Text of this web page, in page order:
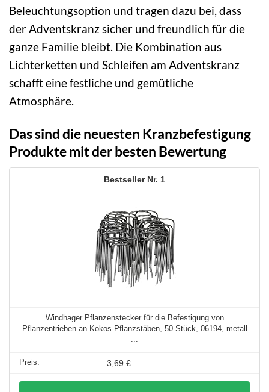
Beleuchtungsoption und tragen dazu bei, dass
der Adventskranz sicher und freundlich für die
ganze Familie bleibt. Die Kombination aus
Lichterketten und Schleifen am Adventskranz
schafft eine festliche und gemütliche
Atmosphäre.
Das sind die neuesten Kranzbefestigung
Produkte mit der besten Bewertung
1
Windhager Pflanzenstecker für die Befestigung von
Pflanzentrieben an Kokos-Pflanzstäben, 50 Stück, 06194, metall
3,69 €